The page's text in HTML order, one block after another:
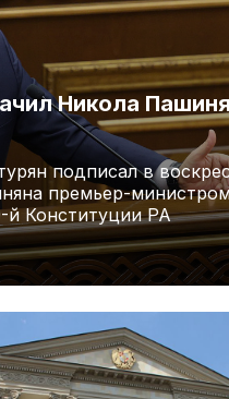
Никола
подписал в
премьер-
й Конституции РА